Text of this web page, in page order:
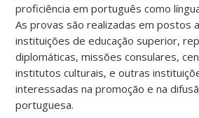
proficiência em português como
As provas são realizadas em postos
instituições de educação superior,
diplomáticas, missões consulares,
institutos culturais, e outras
interessadas na promoção e na
portuguesa.